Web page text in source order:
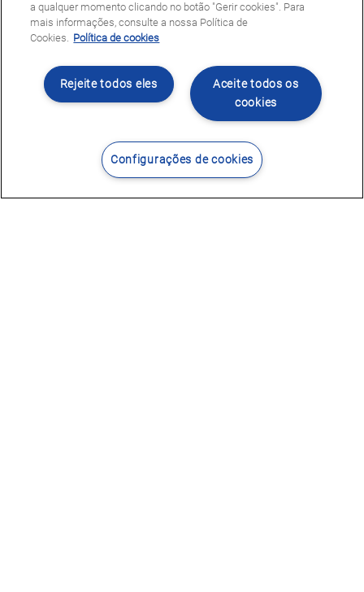
Contacte-nos Encontrar Centro
a qualquer momento clicando no botão "Gerir cookies". Para
mais informações, consulte a nossa Política de
Cookies. Política de cookies
Aceite todos os
cookies
Rejeite todos eles
Configurações de cookies